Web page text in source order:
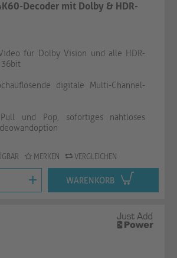
Decoder mit Dolby & HDR-
für Dolby Vision und alle HDR-
36bit
digitale Multi-Channel-
und Pop, sofortiges nahtloses
MERKEN VERGLEICHEN
+ WARENKORB